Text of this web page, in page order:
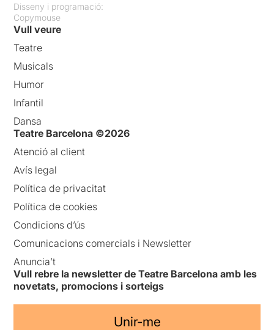
Disseny i programació:
Copymouse
Vull veure
Teatre
Musicals
Humor
Infantil
Dansa
Teatre Barcelona ©2026
Atenció al client
Avís legal
Política de privacitat
Política de cookies
Condicions d’ús
Comunicacions comercials i Newsletter
Anuncia’t
Vull rebre la newsletter de Teatre Barcelona amb les
novetats, promocions i sorteigs
Unir-me